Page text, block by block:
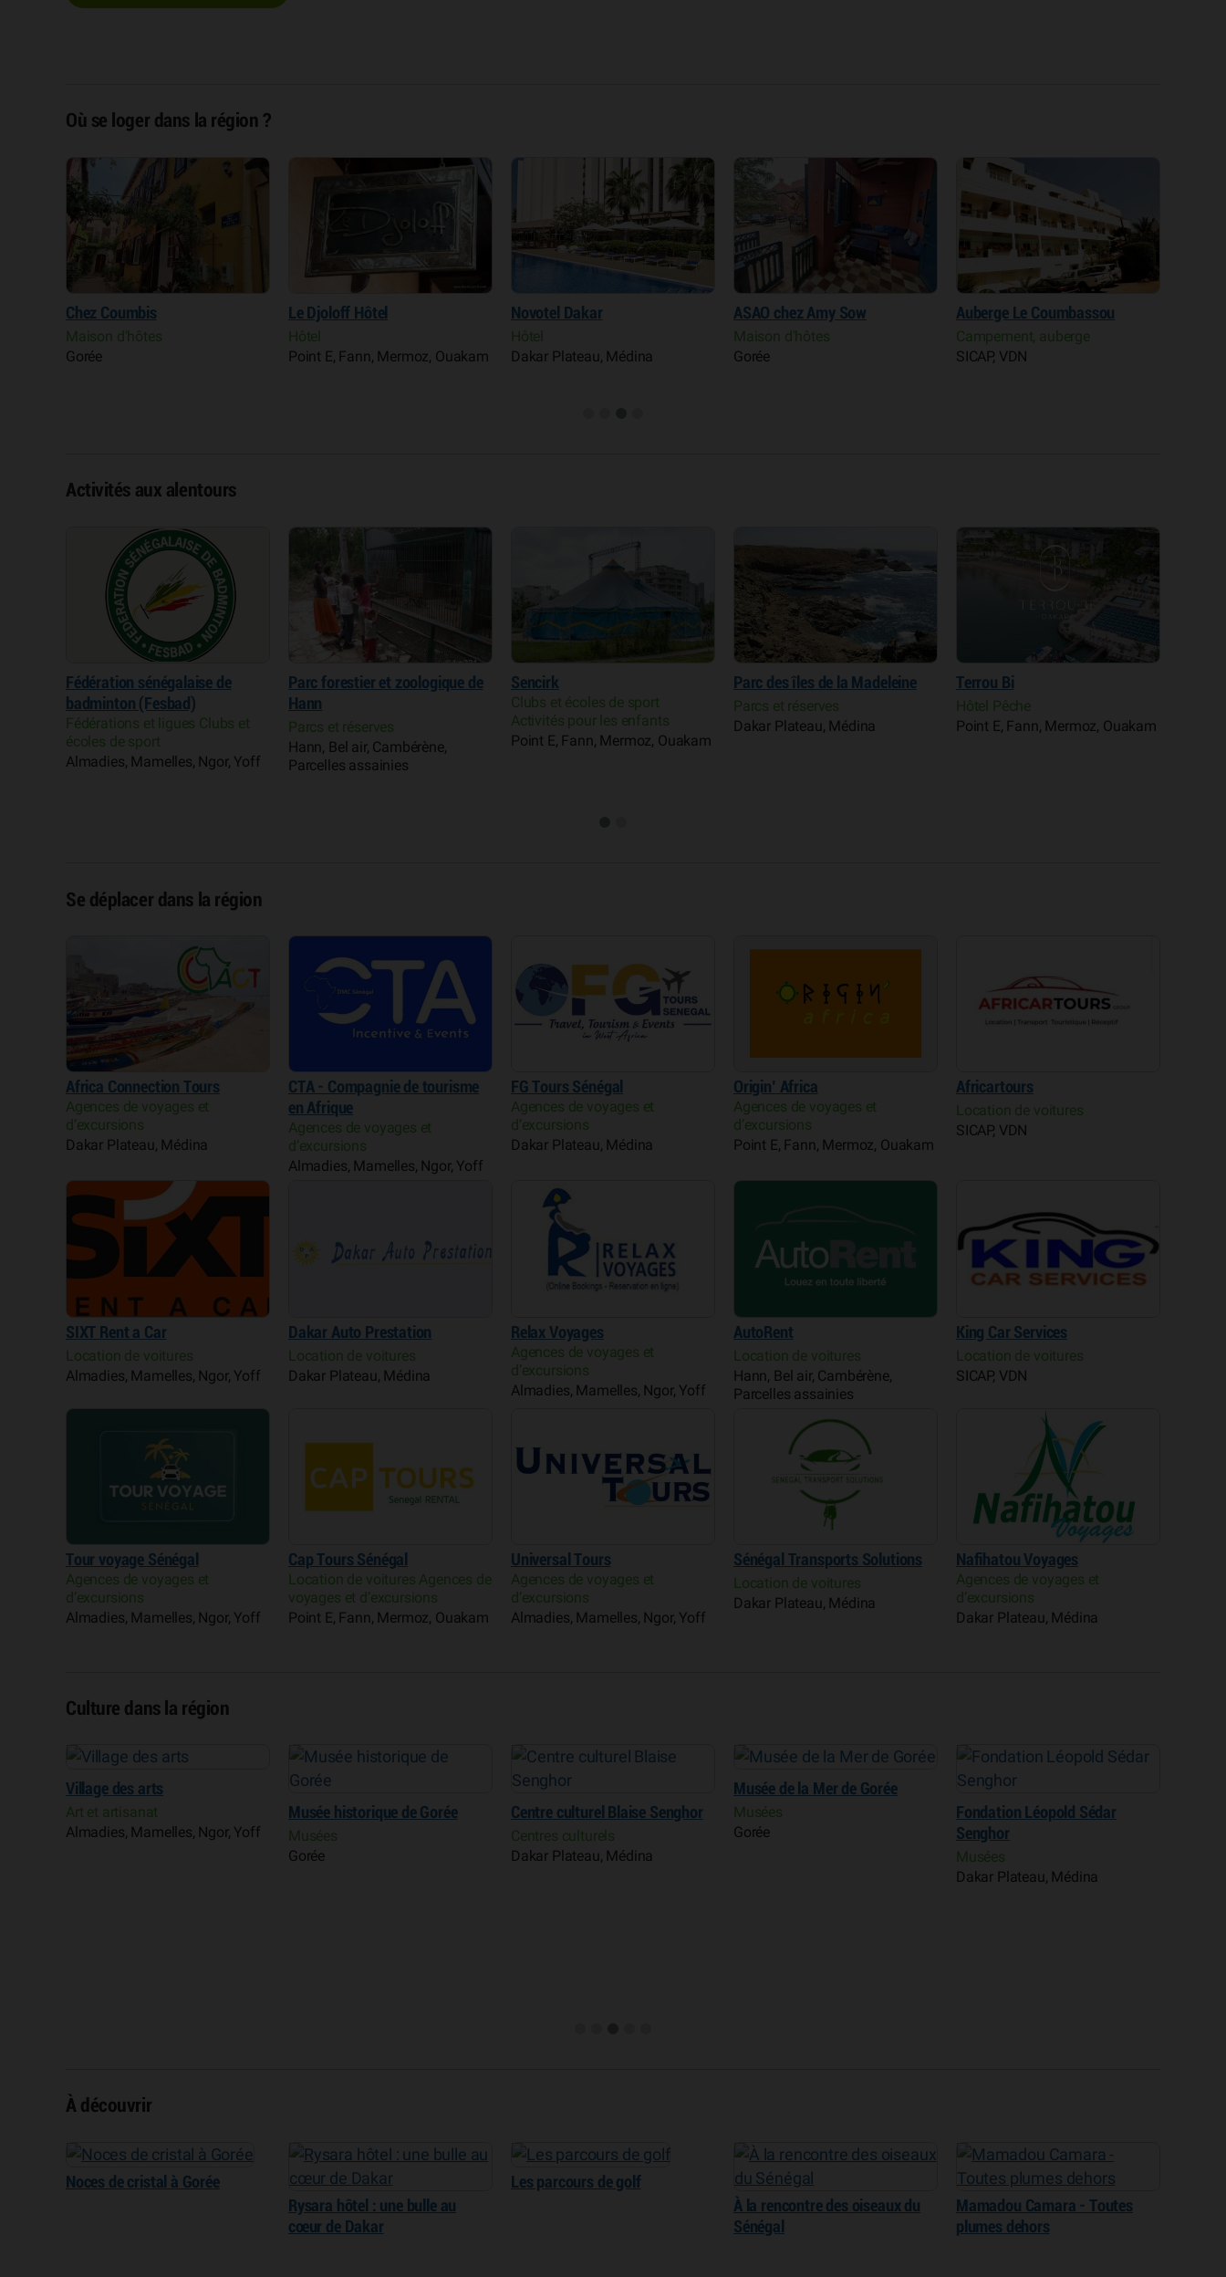
Où se loger dans la région ?
Chez Coumbis
Maison d'hôtes
Gorée
Le Djoloff Hôtel
Hôtel
Point E, Fann, Mermoz, Ouakam
Novotel Dakar
Hôtel
Dakar Plateau, Médina
ASAO chez Amy Sow
Maison d'hôtes
Gorée
Auberge Le Coumbassou
Campement, auberge
SICAP, VDN
Activités aux alentours
Fédération sénégalaise de
badminton (Fesbad)
Fédérations et ligues Clubs et
écoles de sport
Almadies, Mamelles, Ngor, Yoff
Parc forestier et zoologique de
Hann
Parcs et réserves
Hann, Bel air, Cambérène,
Parcelles assainies
Sencirk
Clubs et écoles de sport
Activités pour les enfants
Point E, Fann, Mermoz, Ouakam
Parc des îles de la Madeleine
Parcs et réserves
Dakar Plateau, Médina
Terrou Bi
Hôtel Pêche
Point E, Fann, Mermoz, Ouakam
Se déplacer dans la région
Africa Connection Tours
Agences de voyages et
d’excursions
Dakar Plateau, Médina
CTA - Compagnie de tourisme
en Afrique
Agences de voyages et
d’excursions
Almadies, Mamelles, Ngor, Yoff
FG Tours Sénégal
Agences de voyages et
d’excursions
Dakar Plateau, Médina
Origin’ Africa
Agences de voyages et
d’excursions
Point E, Fann, Mermoz, Ouakam
Africartours
Location de voitures
SICAP, VDN
SIXT Rent a Car
Location de voitures
Almadies, Mamelles, Ngor, Yoff
Dakar Auto Prestation
Location de voitures
Dakar Plateau, Médina
Relax Voyages
Agences de voyages et
d’excursions
Almadies, Mamelles, Ngor, Yoff
AutoRent
Location de voitures
Hann, Bel air, Cambérène,
Parcelles assainies
King Car Services
Location de voitures
SICAP, VDN
Tour voyage Sénégal
Agences de voyages et
d’excursions
Almadies, Mamelles, Ngor, Yoff
Cap Tours Sénégal
Location de voitures Agences de
voyages et d’excursions
Point E, Fann, Mermoz, Ouakam
Universal Tours
Agences de voyages et
d’excursions
Almadies, Mamelles, Ngor, Yoff
Sénégal Transports Solutions
Location de voitures
Dakar Plateau, Médina
Nafihatou Voyages
Agences de voyages et
d’excursions
Dakar Plateau, Médina
Culture dans la région
Village des arts
Art et artisanat
Almadies, Mamelles, Ngor, Yoff
Musée historique de Gorée
Musées
Gorée
Centre culturel Blaise Senghor
Centres culturels
Dakar Plateau, Médina
Musée de la Mer de Gorée
Musées
Gorée
Fondation Léopold Sédar
Senghor
Musées
Dakar Plateau, Médina
À découvrir
Noces de cristal à Gorée
Rysara hôtel : une bulle au
cœur de Dakar
Les parcours de golf
À la rencontre des oiseaux du
Sénégal
Mamadou Camara - Toutes
plumes dehors